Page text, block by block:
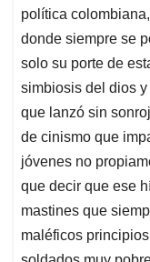
política
donde siempre se
solo su porte de
simbiosis del dios
que lanzó sin
de cinismo que
jóvenes no
que decir que ese
mastines que
maléficos